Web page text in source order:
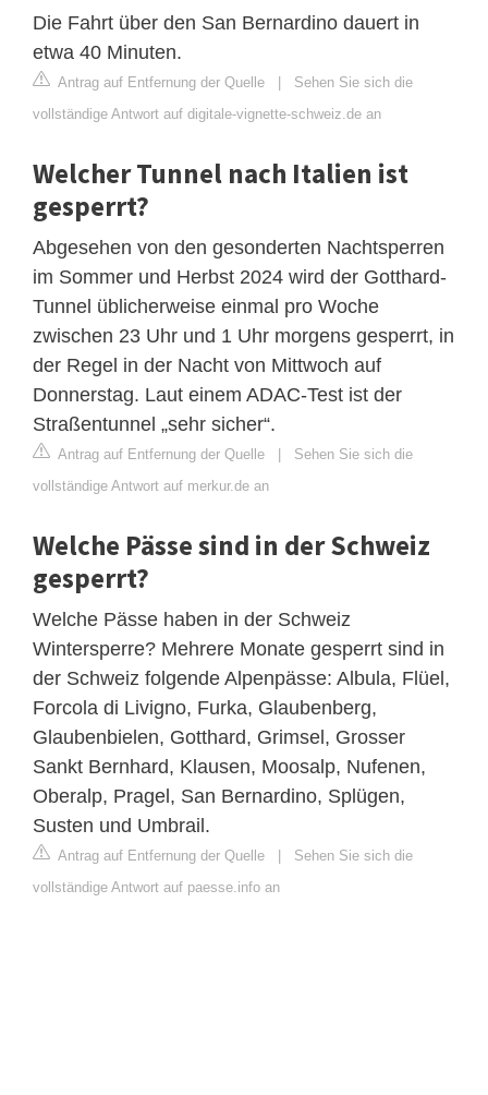
Die Fahrt über den San Bernardino dauert in
etwa 40 Minuten.
Antrag auf Entfernung der Quelle | Sehen Sie sich die
vollständige Antwort auf digitale-vignette-schweiz.de an
Welcher Tunnel nach Italien ist
gesperrt?
Abgesehen von den gesonderten Nachtsperren
im Sommer und Herbst 2024 wird der Gotthard-
Tunnel üblicherweise einmal pro Woche
zwischen 23 Uhr und 1 Uhr morgens gesperrt, in
der Regel in der Nacht von Mittwoch auf
Donnerstag. Laut einem ADAC-Test ist der
Straßentunnel „sehr sicher“.
Antrag auf Entfernung der Quelle | Sehen Sie sich die
vollständige Antwort auf merkur.de an
Welche Pässe sind in der Schweiz
gesperrt?
Welche Pässe haben in der Schweiz
Wintersperre? Mehrere Monate gesperrt sind in
der Schweiz folgende Alpenpässe: Albula, Flüel,
Forcola di Livigno, Furka, Glaubenberg,
Glaubenbielen, Gotthard, Grimsel, Grosser
Sankt Bernhard, Klausen, Moosalp, Nufenen,
Oberalp, Pragel, San Bernardino, Splügen,
Susten und Umbrail.
Antrag auf Entfernung der Quelle | Sehen Sie sich die
vollständige Antwort auf paesse.info an